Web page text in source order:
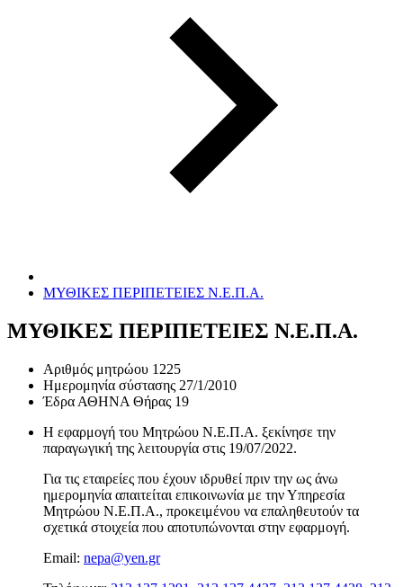
ΜΥΘΙΚΕΣ ΠΕΡΙΠΕΤΕΙΕΣ Ν.Ε.Π.Α.
ΜΥΘΙΚΕΣ ΠΕΡΙΠΕΤΕΙΕΣ Ν.Ε.Π.Α.
Αριθμός μητρώου 1225
Ημερομηνία σύστασης 27/1/2010
Έδρα ΑΘΗΝΑ Θήρας 19
Η εφαρμογή του Μητρώου Ν.Ε.Π.Α. ξεκίνησε την
παραγωγική της λειτουργία στις 19/07/2022.
Για τις εταιρείες που έχουν ιδρυθεί πριν την ως άνω
ημερομηνία απαιτείται επικοινωνία με την Υπηρεσία
Μητρώου Ν.Ε.Π.Α., προκειμένου να επαληθευτούν τα
σχετικά στοιχεία που αποτυπώνονται στην εφαρμογή.
Email: nepa@yen.gr